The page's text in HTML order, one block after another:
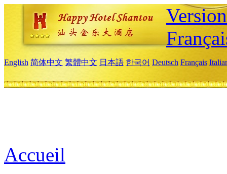
English 简体中文 繁體中文 日本語 한국어 Deutsch Français
Accueil